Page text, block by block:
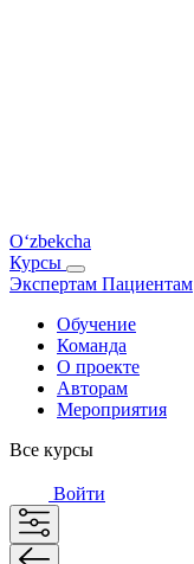
O‘zbekcha
Курсы
Экспертам Пациентам
Обучение
Команда
О проекте
Авторам
Мероприятия
Все курсы
Войти